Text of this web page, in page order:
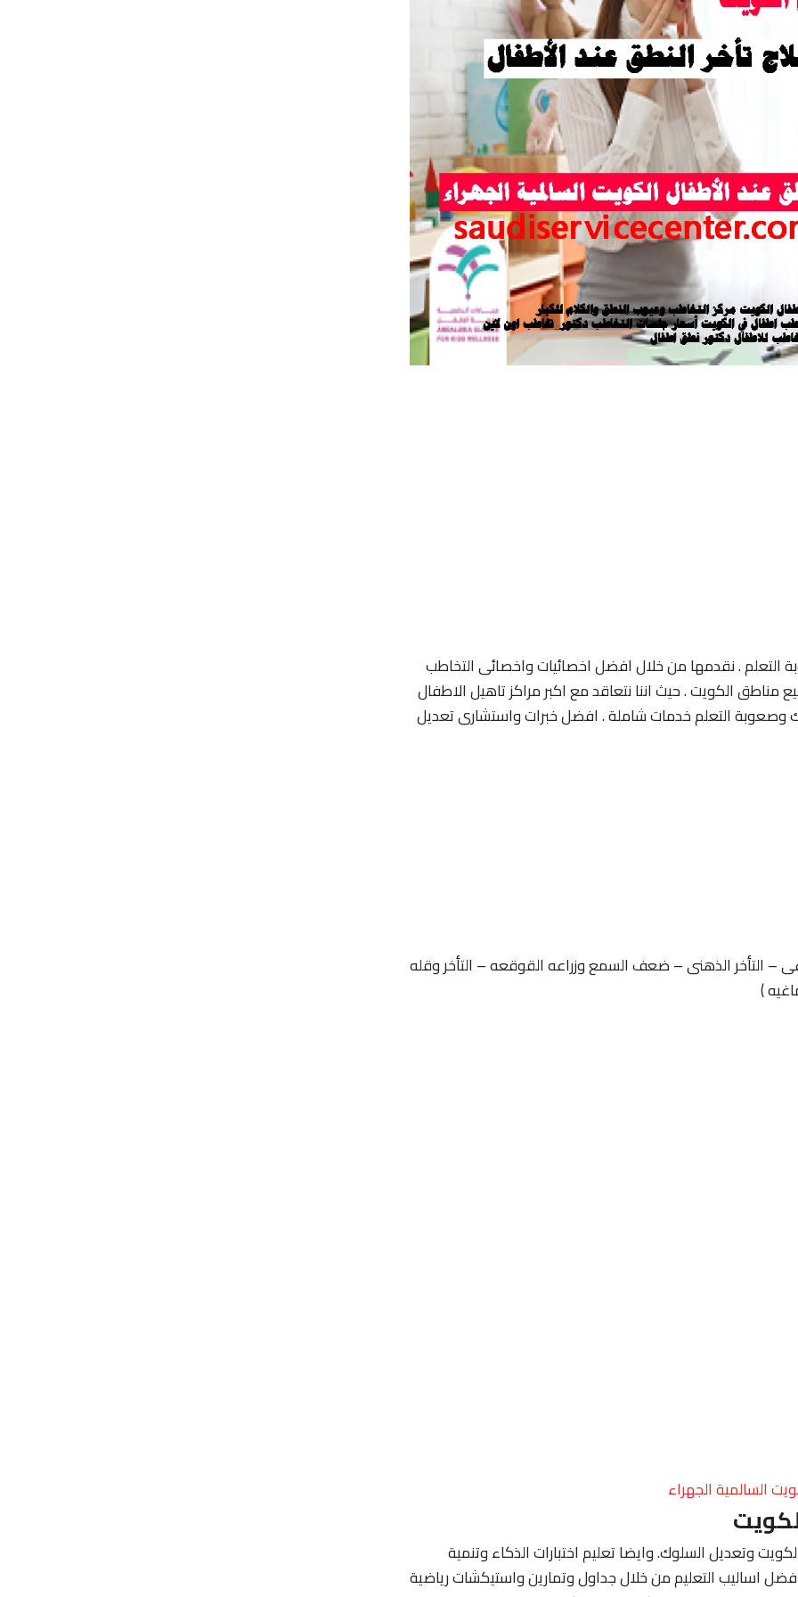
. نقدمها من خلال افضل اخصائيات واخصائى التخاطب
الكويت . حيث اننا نتعاقد مع اكبر مراكز تاهيل الاطفال
التعلم خدمات شاملة . افضل خبرات واستشارى تعديل
– التأخر الذهنى – ضعف السمع وزراعه القوقعه – التأخر وقله
)
السالمية الجهراء
وتعديل السلوك. وايضا تعليم اختبارات الذكاء وتنمية
اساليب التعليم من خلال جداول وتمارين واستيكشات رياضية